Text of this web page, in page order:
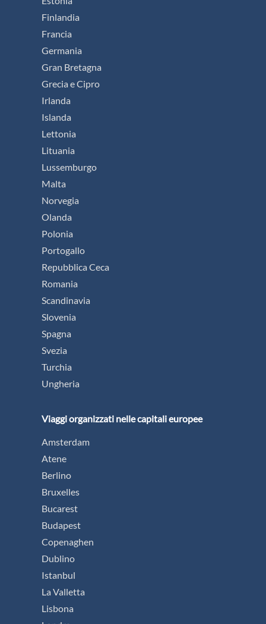
Finlandia
Francia
Germania
Gran Bretagna
Grecia e Cipro
Irlanda
Islanda
Lettonia
Lituania
Lussemburgo
Malta
Norvegia
Olanda
Polonia
Portogallo
Repubblica Ceca
Romania
Scandinavia
Slovenia
Spagna
Svezia
Turchia
Ungheria
Viaggi organizzati nelle capitali europee
Amsterdam
Atene
Berlino
Bruxelles
Bucarest
Budapest
Copenaghen
Dublino
Istanbul
La Valletta
Lisbona